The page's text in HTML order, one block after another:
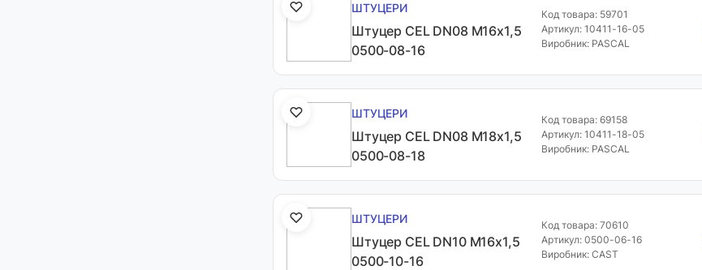
ШТУЦЕРИ
Штуцер CEL DN08 М16х1,5
0500-08-16
Код товара: 59701
Артикул: 10411-16-05
Виробник: PASCAL
ШТУЦЕРИ
Штуцер CEL DN08 М18х1,5
0500-08-18
Код товара: 69158
Артикул: 10411-18-05
Виробник: PASCAL
ШТУЦЕРИ
Штуцер CEL DN10 М16х1,5
0500-10-16
Код товара: 70610
Артикул: 0500-06-16
Виробник: CAST